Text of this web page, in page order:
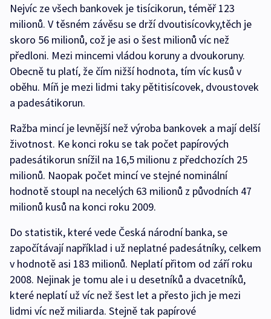
Nejvíc ze všech bankovek je tisícikorun, téměř 123
milionů. V těsném závěsu se drží dvoutisícovky,těch je
skoro 56 milionů, což je asi o šest milionů víc než
předloni. Mezi mincemi vládou koruny a dvoukoruny.
Obecně tu platí, že čím nižší hodnota, tím víc kusů v
oběhu. Míň je mezi lidmi taky pětitisícovek, dvoustovek
a padesátikorun.
Ražba mincí je levnější než výroba bankovek a mají delší
životnost. Ke konci roku se tak počet papírových
padesátikorun snížil na 16,5 milionu z předchozích 25
milionů. Naopak počet mincí ve stejné nominální
hodnotě stoupl na necelých 63 milionů z původních 47
milionů kusů na konci roku 2009.
Do statistik, které vede Česká národní banka, se
započítávají například i už neplatné padesátníky, celkem
v hodnotě asi 183 milionů. Neplatí přitom od září roku
2008. Nejinak je tomu ale i u desetníků a dvacetníků,
které neplatí už víc než šest let a přesto jich je mezi
lidmi víc než miliarda. Stejně tak papírové